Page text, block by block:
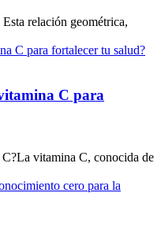
Esta relación geométrica,
C para
vitamina C, conocida de